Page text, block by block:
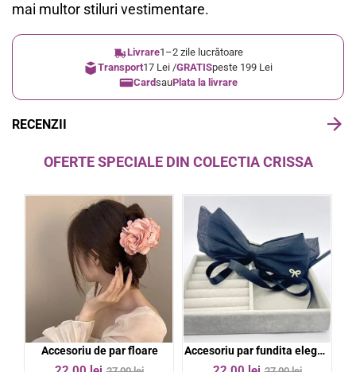
mai multor stiluri vestimentare.
Livrare1–2 zile lucrătoare
Transport17 Lei /GRATISpeste 199 Lei
CardsauPlata la livrare
RECENZII
OFERTE SPECIALE DIN COLECTIA CRISSA
-19%
Accesoriu de par floare -19%Accesoriu par fundita eleganta